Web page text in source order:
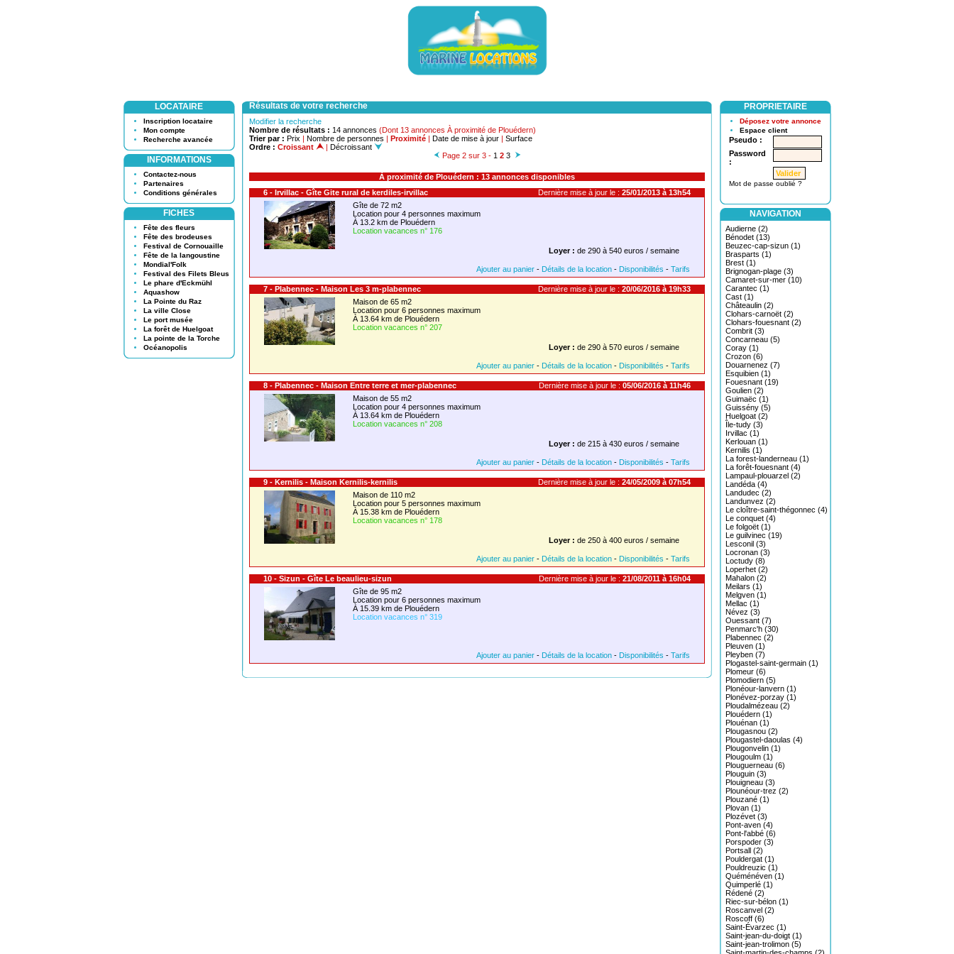
LOCATAIRE
Inscription locataire
Mon compte
Recherche avancée
INFORMATIONS
Contactez-nous
Partenaires
Conditions générales
FICHES
Fête des fleurs
Fête des brodeuses
Festival de Cornouaille
Fête de la langoustine
Mondial'Folk
Festival des Filets Bleus
Le phare d'Eckmühl
Aquashow
La Pointe du Raz
La ville Close
Le port musée
La forêt de Huelgoat
La pointe de la Torche
Océanopolis
Résultats de votre recherche
Modifier la recherche
Nombre de résultats : 14 annonces (Dont 13 annonces À proximité de Plouédern)
Trier par : Prix | Nombre de personnes | Proximité | Date de mise à jour | Surface
Ordre : Croissant | Décroissant
Page 2 sur 3 - 1 2 3
À proximité de Plouédern : 13 annonces disponibles
6 - Irvillac - Gîte Gite rural de kerdiles-irvillac
Dernière mise à jour le : 25/01/2013 à 13h54
Gîte de 72 m2
Location pour 4 personnes maximum
À 13.2 km de Plouédern
Location vacances n° 176
Loyer : de 290 à 540 euros / semaine
Ajouter au panier - Détails de la location - Disponibilités - Tarifs
7 - Plabennec - Maison Les 3 m-plabennec Dernière mise à jour le : 20/06/2016 à 19h33
Maison de 65 m2
Location pour 6 personnes maximum
À 13.64 km de Plouédern
Location vacances n° 207
Loyer : de 290 à 570 euros / semaine
Ajouter au panier - Détails de la location - Disponibilités - Tarifs
8 - Plabennec - Maison Entre terre et mer-plabennec Dernière mise à jour le : 05/06/2016 à 11h46
Maison de 55 m2
Location pour 4 personnes maximum
À 13.64 km de Plouédern
Location vacances n° 208
Loyer : de 215 à 430 euros / semaine
Ajouter au panier - Détails de la location - Disponibilités - Tarifs
9 - Kernilis - Maison Kernilis-kernilis Dernière mise à jour le : 24/05/2009 à 07h54
Maison de 110 m2
Location pour 5 personnes maximum
À 15.38 km de Plouédern
Location vacances n° 178
Loyer : de 250 à 400 euros / semaine
Ajouter au panier - Détails de la location - Disponibilités - Tarifs
10 - Sizun - Gîte Le beaulieu-sizun Dernière mise à jour le : 21/08/2011 à 16h04
Gîte de 95 m2
Location pour 6 personnes maximum
À 15.39 km de Plouédern
Location vacances n° 319
Ajouter au panier - Détails de la location - Disponibilités - Tarifs
PROPRIETAIRE
Déposez votre annonce
Espace client
Pseudo :
Password
:
Mot de passe oublié ?
NAVIGATION
Audierne (2)
Bénodet (13)
Beuzec-cap-sizun (1)
Brasparts (1)
Brest (1)
Brignogan-plage (3)
Camaret-sur-mer (10)
Carantec (1)
Cast (1)
Châteaulin (2)
Clohars-carnoët (2)
Clohars-fouesnant (2)
Combrit (3)
Concarneau (5)
Coray (1)
Crozon (6)
Douarnenez (7)
Esquibien (1)
Fouesnant (19)
Goulien (2)
Guimaëc (1)
Guissény (5)
Huelgoat (2)
Île-tudy (3)
Irvillac (1)
Kerlouan (1)
Kernilis (1)
La forest-landerneau (1)
La forêt-fouesnant (4)
Lampaul-plouarzel (2)
Landéda (4)
Landudec (2)
Landunvez (2)
Le cloître-saint-thégonnec (4)
Le conquet (4)
Le folgoët (1)
Le guilvinec (19)
Lesconil (3)
Locronan (3)
Loctudy (8)
Loperhet (2)
Mahalon (2)
Meilars (1)
Melgven (1)
Mellac (1)
Névez (3)
Ouessant (7)
Penmarc'h (30)
Plabennec (2)
Pleuven (1)
Pleyben (7)
Plogastel-saint-germain (1)
Plomeur (6)
Plomodiern (5)
Plonéour-lanvern (1)
Plonévez-porzay (1)
Ploudalmézeau (2)
Plouédern (1)
Plouénan (1)
Plougasnou (2)
Plougastel-daoulas (4)
Plougonvelin (1)
Plougoulm (1)
Plouguerneau (6)
Plouguin (3)
Plouigneau (3)
Plounéour-trez (2)
Plouzané (1)
Plovan (1)
Plozévet (3)
Pont-aven (4)
Pont-l'abbé (6)
Porspoder (3)
Portsall (2)
Pouldergat (1)
Pouldreuzic (1)
Quéménéven (1)
Quimperlé (1)
Rédené (2)
Riec-sur-bélon (1)
Roscanvel (2)
Roscoff (6)
Saint-Évarzec (1)
Saint-jean-du-doigt (1)
Saint-jean-trolimon (5)